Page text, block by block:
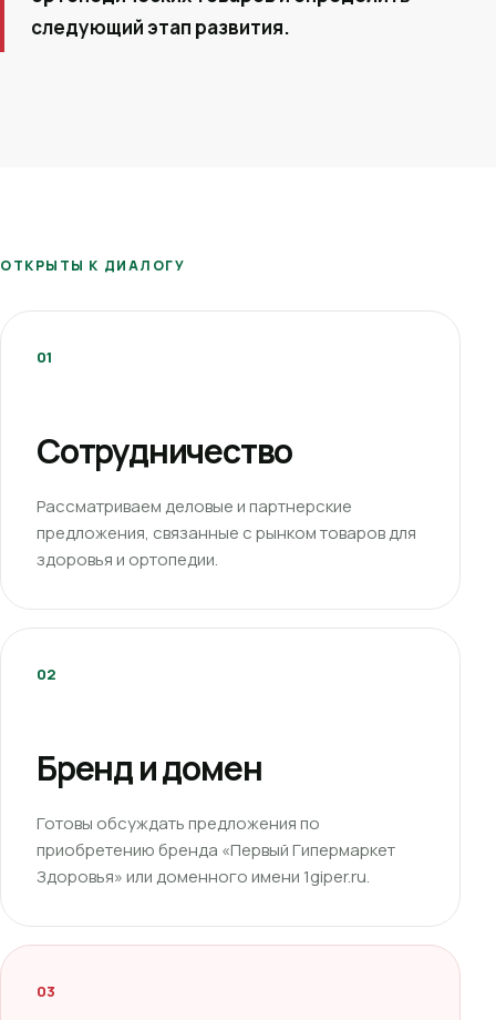
следующий этап развития.
ОТКРЫТЫ К ДИАЛОГУ
01
Сотрудничество
Рассматриваем деловые и партнерские
предложения, связанные с рынком товаров для
здоровья и ортопедии.
02
Бренд и домен
Готовы обсуждать предложения по
приобретению бренда «Первый Гипермаркет
Здоровья» или доменного имени 1giper.ru.
03